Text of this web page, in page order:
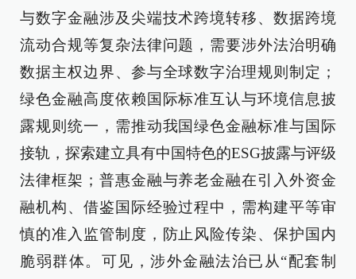
与数字金融涉及尖端技术跨境转移、数据跨境
流动合规等复杂法律问题，需要涉外法治明确
数据主权边界、参与全球数字治理规则制定；
绿色金融高度依赖国际标准互认与环境信息披
露规则统一，需推动我国绿色金融标准与国际
接轨，探索建立具有中国特色的ESG披露与评级
法律框架；普惠金融与养老金融在引入外资金
融机构、借鉴国际经验过程中，需构建平等审
慎的准入监管制度，防止风险传染、保护国内
脆弱群体。可见，涉外金融法治已从“配套制